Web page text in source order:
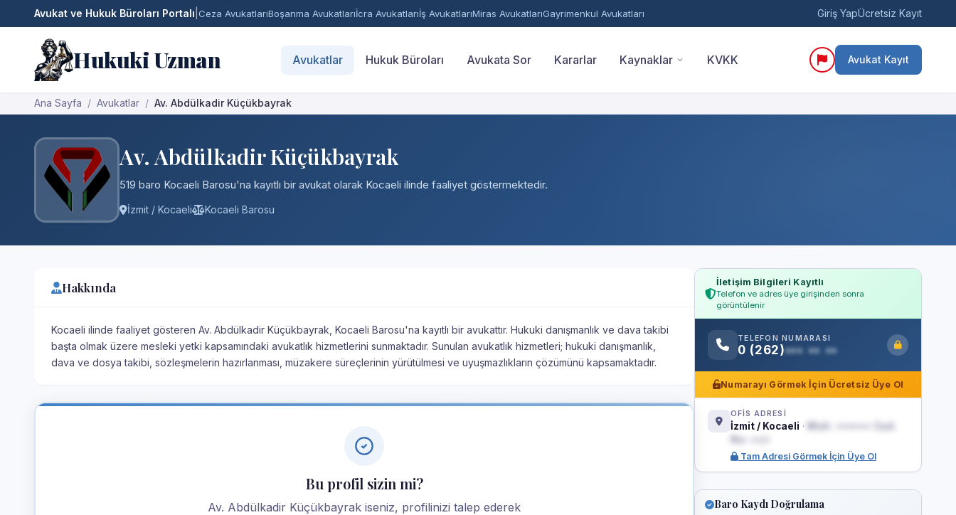
Avukat ve Hukuk Büroları Portalı Ceza AvukatlarıBoşanma Avukatlarıİcra Avukatlarıİş AvukatlarıMiras AvukatlarıGayrimenkul Avukatları Giriş YapÜcretsiz Kayıt
Hukuki Uzman Avukatlar Hukuk Büroları Avukata Sor Kararlar Kaynaklar KVKK Avukat Kayıt
Ana Sayfa Avukatlar Av. Abdülkadir Küçükbayrak
Av. Abdülkadir Küçükbayrak
519 baro Kocaeli Barosu'na kayıtlı bir avukat olarak Kocaeli ilinde faaliyet göstermektedir.
İzmit / Kocaeli Kocaeli Barosu
Hakkında
Kocaeli ilinde faaliyet gösteren Av. Abdülkadir Küçükbayrak, Kocaeli Barosu'na kayıtlı bir avukattır. Hukuki danışmanlık ve dava takibi
başta olmak üzere mesleki yetki kapsamındaki avukatlık hizmetlerini sunmaktadır. Sunulan avukatlık hizmetleri; hukuki danışmanlık,
dava ve dosya takibi, sözleşmelerin hazırlanması, müzakere süreçlerinin yürütülmesi ve uyuşmazlıkların çözümünü kapsamaktadır.
Bu profil sizin mi?
Av. Abdülkadir Küçükbayrak iseniz, profilinizi talep ederek
İletişim Bilgileri Kayıtlı
Telefon ve adres üye girişinden sonra
görüntülenir
TELEFON NUMARASI
0 (262)••• •• ••
Numarayı Görmek İçin Ücretsiz Üye Ol
OFİS ADRESİ
İzmit / Kocaeli ·
Mah. ••••••• Cad.
Tam Adresi Görmek İçin Üye Ol
Baro Kaydı Doğrulama